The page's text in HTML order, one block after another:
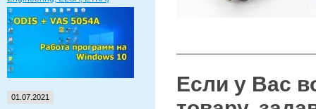
01.07.2021
Если у Вас